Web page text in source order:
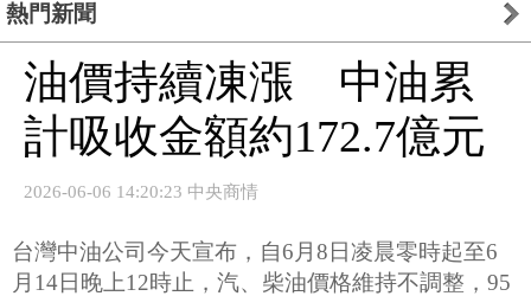
熱門新聞
油價持續凍漲 中油累
計吸收金額約172.7億元
2026-06-06 14:20:23 中央商情
台灣中油公司今天宣布，自6月8日凌晨零時起至6
月14日晚上12時止，汽、柴油價格維持不調整，95